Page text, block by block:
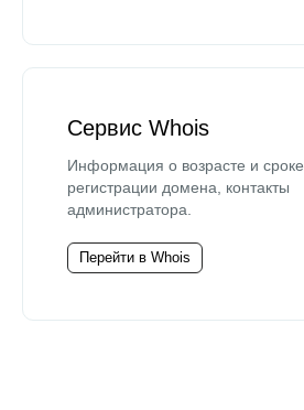
Сервис Whois
Информация о возрасте и сроке
регистрации домена, контакты
администратора.
Перейти в Whois